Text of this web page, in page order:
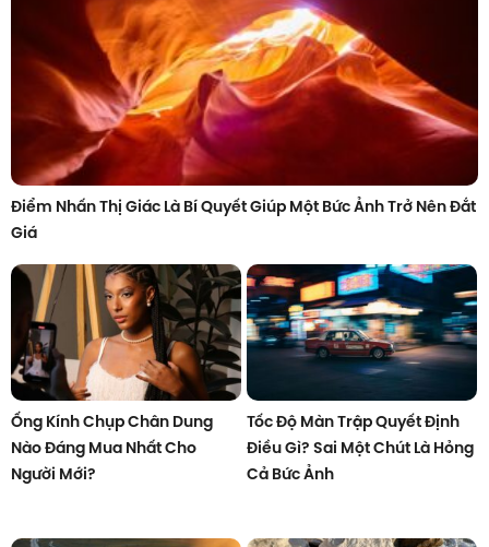
Điểm Nhấn Thị Giác Là Bí Quyết Giúp Một Bức Ảnh Trở Nên Đắt
Giá
Ống Kính Chụp Chân Dung
Nào Đáng Mua Nhất Cho
Người Mới?
Tốc Độ Màn Trập Quyết Định
Điều Gì? Sai Một Chút Là Hỏng
Cả Bức Ảnh